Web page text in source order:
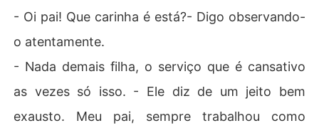
- Oi pai! Que carinha é está?- Digo observando-
o atentamente.
- Nada demais filha, o serviço que é cansativo
as vezes só isso. - Ele diz de um jeito bem
exausto. Meu pai, sempre trabalhou como